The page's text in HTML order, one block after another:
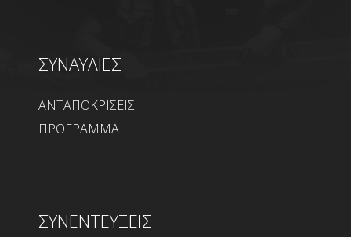
ΣΥΝΑΥΛΙΕΣ
ΑΝΤΑΠΟΚΡΙΣΕΙΣ
ΠΡΟΓΡΑΜΜΑ
ΣΥΝΕΝΤΕΥΞΕΙΣ